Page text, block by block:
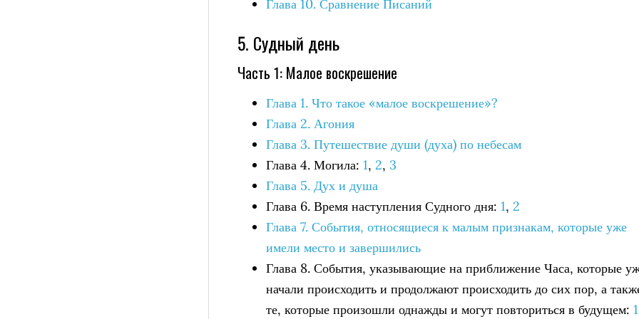
Глава 10. Сравнение Писаний
5. Судный день
Часть 1: Малое воскрешение
Глава 1. Что такое «малое воскрешение»?
Глава 2. Агония
Глава 3. Путешествие души (духа) по небесам
Глава 4. Могила: 1, 2, 3
Глава 5. Дух и душа
Глава 6. Время наступления Судного дня: 1, 2
Глава 7. События, относящиеся к малым признакам, которые уже
имели место и завершились
Глава 8. События, указывающие на приближение Часа, которые
начали происходить и продолжают происходить до сих пор, а
те, которые произошли однажды и могут повториться в будущем: 1